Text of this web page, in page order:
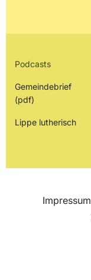
Podcasts
Gemeindebrief
(pdf)
Lippe lutherisch
Impressum